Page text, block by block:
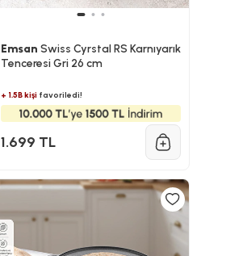
Emsan Swiss Cyrstal RS Karnıyarık
Tenceresi Gri 26 cm
+ 1.5B kişi favoriledi!
1.699 TL